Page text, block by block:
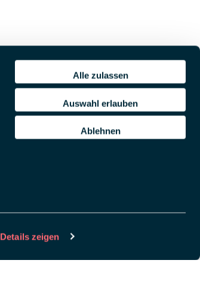
Details zeigen
Alle zulassen
Auswahl erlauben
Ablehnen